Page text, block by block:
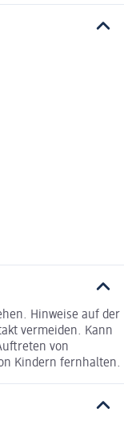
Hinweise auf der
vermeiden. Kann
von
Kindern fernhalten.